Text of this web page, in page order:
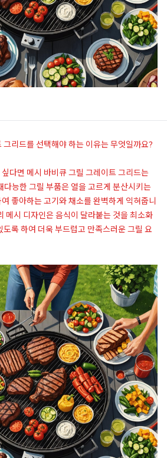
그리드를 선택해야 하는 이유는 무엇일까요?
다면 메시 바비큐 그릴 그레이트 그리드는
다능한 그릴 부품은 열을 고르게 분산시키는
좋아하는 고기와 채소를 완벽하게 익혀줍니
메시 디자인은 음식이 달라붙는 것을 최소화
록 하여 더욱 부드럽고 만족스러운 그릴 요